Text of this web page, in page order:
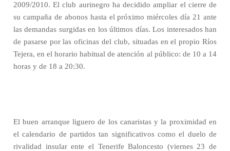
2009/2010. El club aurinegro ha decidido ampliar el cierre de
su campaña de abonos hasta el próximo miércoles día 21 ante
las demandas surgidas en los últimos días. Los interesados han
de pasarse por las oficinas del club, situadas en el propio Ríos
Tejera, en el horario habitual de atención al público: de 10 a 14
horas y de 18 a 20:30.
El buen arranque liguero de los canaristas y la proximidad en
el calendario de partidos tan significativos como el duelo de
rivalidad insular ente el Tenerife Baloncesto (viernes 23 de